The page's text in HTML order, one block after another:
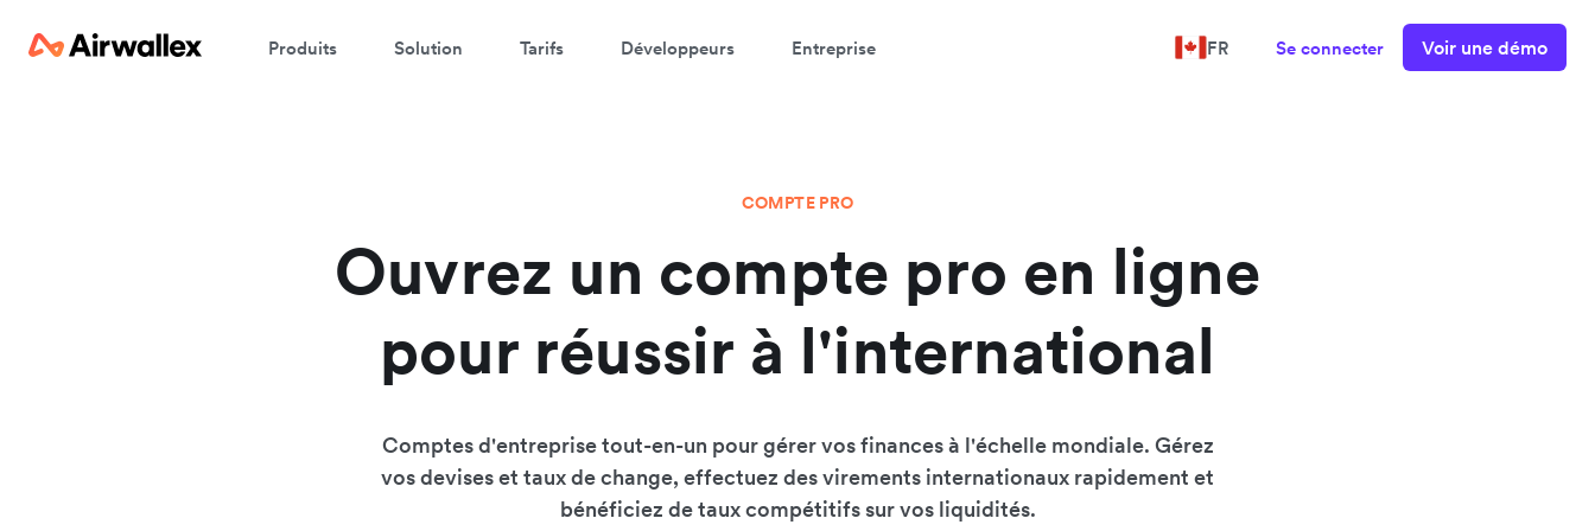
Produits Solution Tarifs Développeurs Entreprise FR Se connecter Voir une démo
COMPTE PRO
Ouvrez un compte pro en ligne
pour réussir à l'international
Comptes d'entreprise tout-en-un pour gérer vos finances à l'échelle mondiale. Gérez
vos devises et taux de change, effectuez des virements internationaux rapidement et
bénéficiez de taux compétitifs sur vos liquidités.